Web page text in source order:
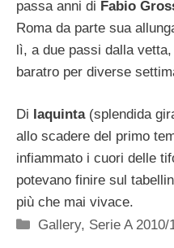
passa anni di Fabio
Roma da parte sua
lì, a due passi dalla
baratro per diverse
Di Iaquinta(splendida
allo scadere del primo
infiammato i cuori delle
potevano finire sul
più che mai vivace.
Categorie
Gallery, Serie A 2010/